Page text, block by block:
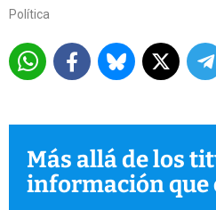
Política
Más allá de los
información que